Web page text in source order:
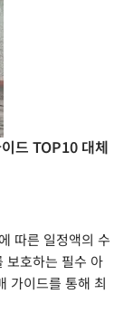
드 TOP10 대체
따른 일정액의 수
보호하는 필수 아
가이드를 통해 최